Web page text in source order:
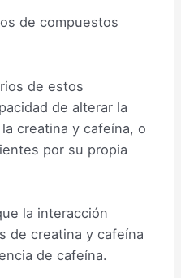
de compuestos
de estos
de alterar la
creatina y cafeína, o
por su propia
la interacción
de creatina y cafeína
de cafeína.